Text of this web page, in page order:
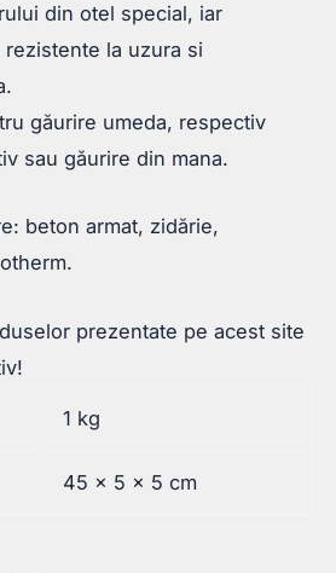
din otel special, iar
la uzura si
găurire umeda, respectiv
sau găurire din mana.
beton armat, zidărie,
prezentate pe acest site
1 kg
45 × 5 × 5 cm